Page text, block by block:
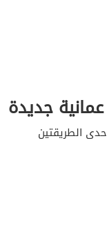
جديدة
الطريقتين